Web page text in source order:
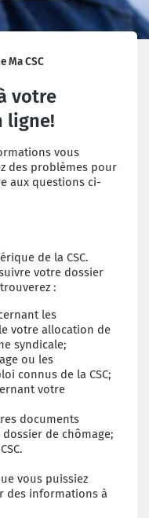
Ma CSC
votre
ligne!
vous
des problèmes pour
aux questions ci-
de la CSC.
votre dossier
:
les
votre allocation de
syndicale;
ou les
connus de la CSC;
votre
documents
de chômage;
vous puissiez
des informations à